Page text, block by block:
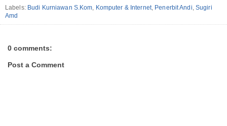
Labels: Budi Kurniawan S.Kom, Komputer & Internet, Penerbit Andi, Sugiri
Amd
0 comments:
Post a Comment